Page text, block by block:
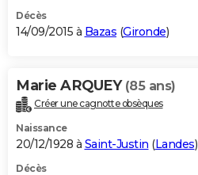
Décès
14/09/2015 à Bazas (Gironde)
Marie ARQUEY (85 ans)
Créer une cagnotte obsèques
Naissance
20/12/1928 à Saint-Justin (Landes)
Décès